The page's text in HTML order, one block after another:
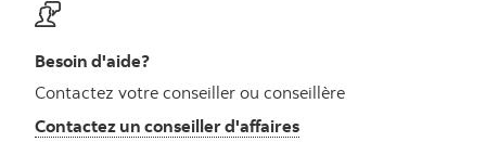
Besoin d'aide?
Contactez votre conseiller ou conseillère
Contactez un conseiller d'affaires